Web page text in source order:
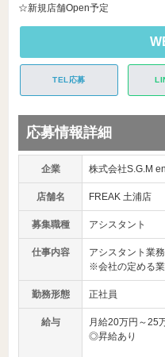
☆新規店舗Open予定
TEL応募
応募情報詳細
企業 株式会社S.G.M
店舗名 FREAK 土浦店
募集職種 アシスタント
仕事内容
アシスタント業
※会社の定める
勤務形態 正社員
給与
月給20万円～25
◎昇給あり